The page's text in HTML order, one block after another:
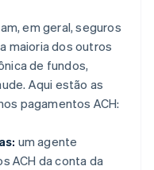
em geral, seguros
maioria dos outros
de fundos,
Aqui estão as
pagamentos ACH:
um agente
ACH da conta da